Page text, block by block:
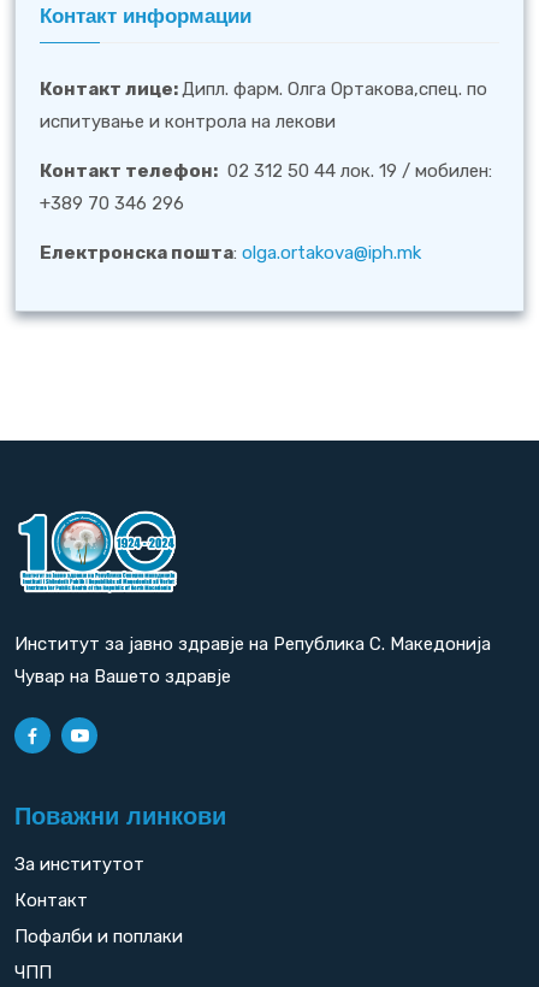
Контакт информации
Контакт лице:Дипл. фарм. Олга Ортакова,спец. по
испитување и контрола на лекови
Контакт телефон: 02 312 50 44 лок. 19 / мобилен:
+389 70 346 296
Електронска пошта: olga.ortakova@iph.mk
Институт за јавно здравје на Република С. Македонија
Чувар на Вашето здравје
Поважни линкови
За институтот
Контакт
Пофалби и поплаки
ЧПП